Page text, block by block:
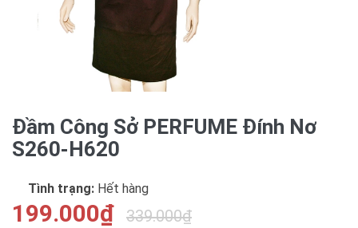
Đầm Công Sở PERFUME Đính Nơ
S260-H620
Tình trạng: Hết hàng
199.000₫ 339.000₫